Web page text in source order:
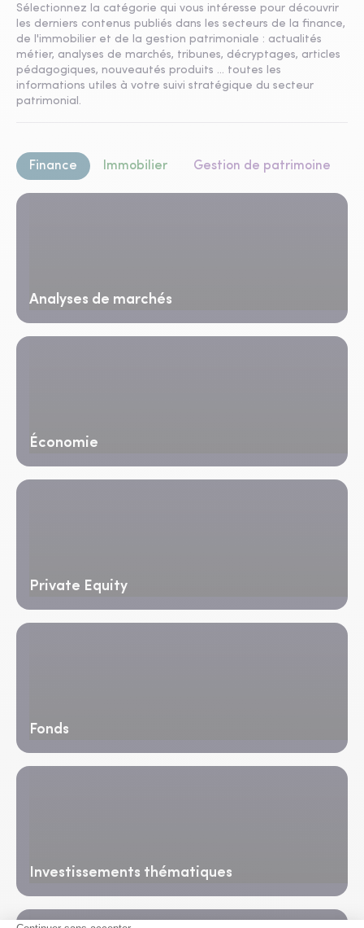
Sélectionnez la catégorie qui vous intéresse pour découvrir
les derniers contenus publiés dans les secteurs de la finance,
de l'immobilier et de la gestion patrimoniale : actualités
métier, analyses de marchés, tribunes, décryptages, articles
pédagogiques, nouveautés produits ... toutes les
informations utiles à votre suivi stratégique du secteur
patrimonial.
Finance Immobilier Gestion de patrimoine
Analyses de marchés
Économie
Private Equity
Fonds
Investissements thématiques